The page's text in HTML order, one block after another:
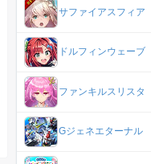
サファイアスフィア
ドルフィンウェーブ
ファンキルスリスタ
Gジェネエターナル